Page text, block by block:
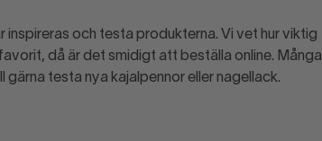
inspireras och testa produkterna. Vi vet hur viktig
då är det smidigt att beställa online. Många
testa nya kajalpennor eller nagellack.